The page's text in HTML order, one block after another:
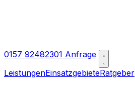
0157 92482301 Anfrage
LeistungenEinsatzgebieteRatgeber